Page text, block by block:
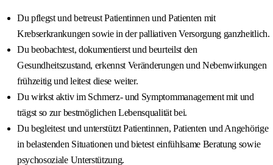
Du pflegst und betreust Patientinnen und Patienten mit
Krebserkrankungen sowie in der palliativen Versorgung ganzheitlich.
Du beobachtest, dokumentierst und beurteilst den
Gesundheitszustand, erkennst Veränderungen und Nebenwirkungen
frühzeitig und leitest diese weiter.
Du wirkst aktiv im Schmerz- und Symptommanagement mit und
trägst so zur bestmöglichen Lebensqualität bei.
Du begleitest und unterstützt Patientinnen, Patienten und Angehörige
in belastenden Situationen und bietest einfühlsame Beratung sowie
psychosoziale Unterstützung.